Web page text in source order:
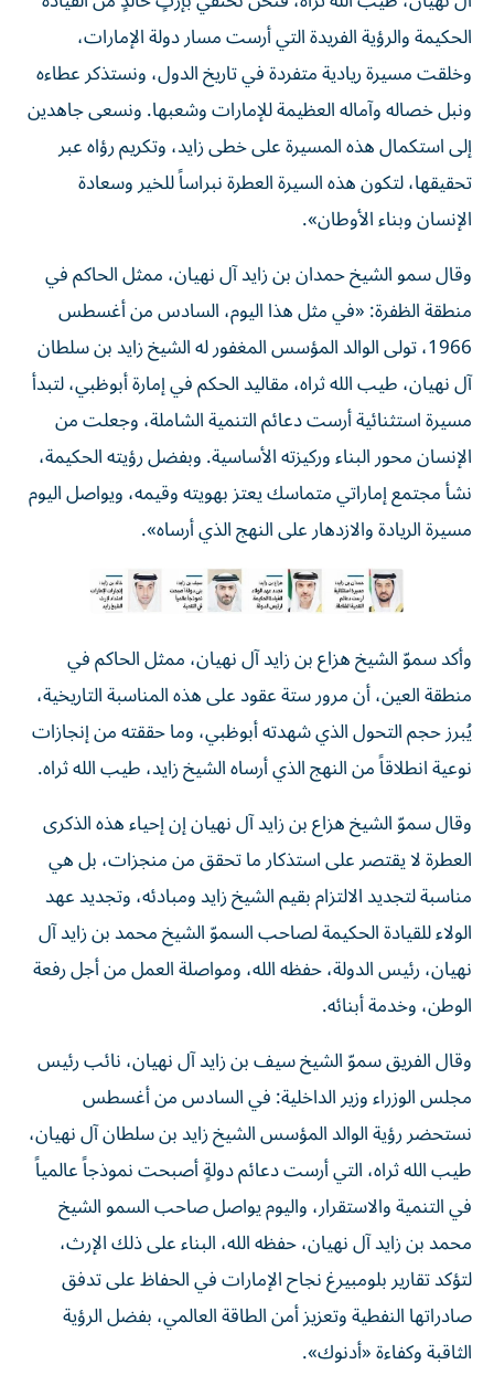
الحكيمة والرؤية الفريدة التي أرست مسار دولة الإمارات،
وخلقت مسيرة ريادية متفردة في تاريخ الدول، ونستذكر عطاءه
ونبل خصاله وآماله العظيمة للإمارات وشعبها. ونسعى جاهدين
إلى استكمال هذه المسيرة على خطى زايد، وتكريم رؤاه عبر
تحقيقها، لتكون هذه السيرة العطرة نبراساً للخير وسعادة
الإنسان وبناء الأوطان».
وقال سمو الشيخ حمدان بن زايد آل نهيان، ممثل الحاكم في
منطقة الظفرة: «في مثل هذا اليوم، السادس من أغسطس
1966، تولى الوالد المؤسس المغفور له الشيخ زايد بن سلطان
آل نهيان، طيب الله ثراه، مقاليد الحكم في إمارة أبوظبي، لتبدأ
مسيرة استثنائية أرست دعائم التنمية الشاملة، وجعلت من
الإنسان محور البناء وركيزته الأساسية. وبفضل رؤيته الحكيمة،
نشأ مجتمع إماراتي متماسك يعتز بهويته وقيمه، ويواصل اليوم
مسيرة الريادة والازدهار على النهج الذي أرساه».
وأكد سموّ الشيخ هزاع بن زايد آل نهيان، ممثل الحاكم في
منطقة العين، أن مرور ستة عقود على هذه المناسبة التاريخية،
يُبرز حجم التحول الذي شهدته أبوظبي، وما حققته من إنجازات
نوعية انطلاقاً من النهج الذي أرساه الشيخ زايد، طيب الله ثراه.
وقال سموّ الشيخ هزاع بن زايد آل نهيان إن إحياء هذه الذكرى
العطرة لا يقتصر على استذكار ما تحقق من منجزات، بل هي
مناسبة لتجديد الالتزام بقيم الشيخ زايد ومبادئه، وتجديد عهد
الولاء للقيادة الحكيمة لصاحب السموّ الشيخ محمد بن زايد آل
نهيان، رئيس الدولة، حفظه الله، ومواصلة العمل من أجل رفعة
الوطن، وخدمة أبنائه.
وقال الفريق سموّ الشيخ سيف بن زايد آل نهيان، نائب رئيس
مجلس الوزراء وزير الداخلية: في السادس من أغسطس
نستحضر رؤية الوالد المؤسس الشيخ زايد بن سلطان آل نهيان،
طيب الله ثراه، التي أرست دعائم دولةٍ أصبحت نموذجاً عالمياً
في التنمية والاستقرار، واليوم يواصل صاحب السمو الشيخ
محمد بن زايد آل نهيان، حفظه الله، البناء على ذلك الإرث،
لتؤكد تقارير بلومبيرغ نجاح الإمارات في الحفاظ على تدفق
صادراتها النفطية وتعزيز أمن الطاقة العالمي، بفضل الرؤية
الثاقبة وكفاءة «أدنوك».